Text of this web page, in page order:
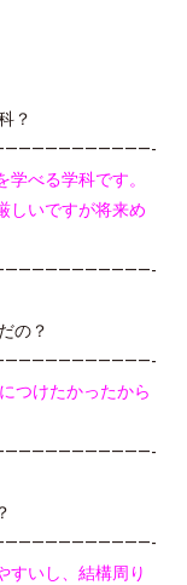
？
べる学科です。
しいですが将来め
の？
つけたかったから
すいし、結構周り